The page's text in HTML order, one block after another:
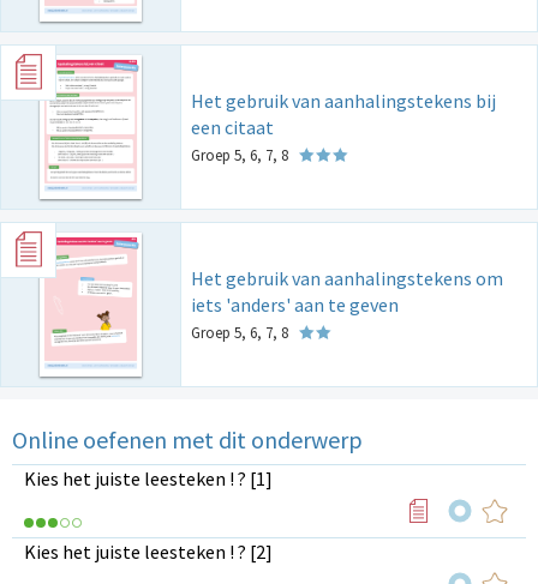
Het gebruik van aanhalingstekens bij
een citaat
Groep 5, 6, 7, 8
Het gebruik van aanhalingstekens om
iets 'anders' aan te geven
Groep 5, 6, 7, 8
Online oefenen met dit onderwerp
Kies het juiste leesteken ! ? [1]
Kies het juiste leesteken ! ? [2]